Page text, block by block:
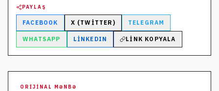
PAYLAŞ
FACEBOOK X (TWITTER) TELEGRAM
WHATSAPP LINKEDIN LINK KOPYALA
ORIJINAL MƏNBƏ